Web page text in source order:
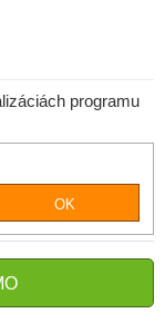
programu